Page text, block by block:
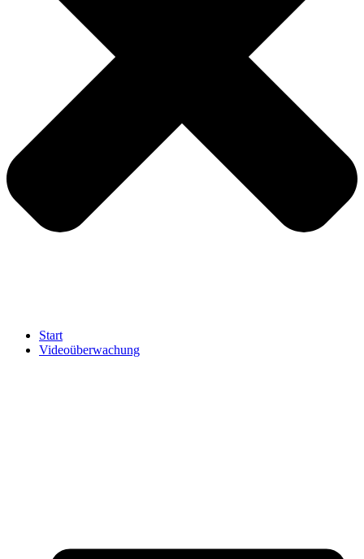
Start
Videoüberwachung